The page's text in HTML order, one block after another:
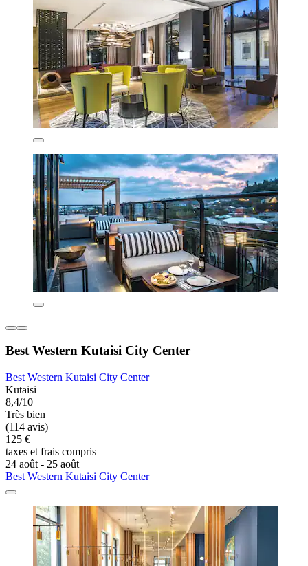
Best Western Kutaisi City Center
Best Western Kutaisi City Center
Kutaisi
8,4/10
Très bien
(114 avis)
125 €
taxes et frais compris
24 août - 25 août
Best Western Kutaisi City Center